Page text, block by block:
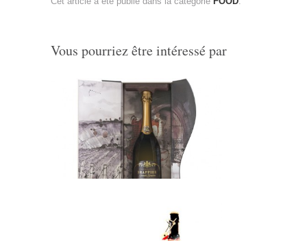
Vous pourriez être intéressé par